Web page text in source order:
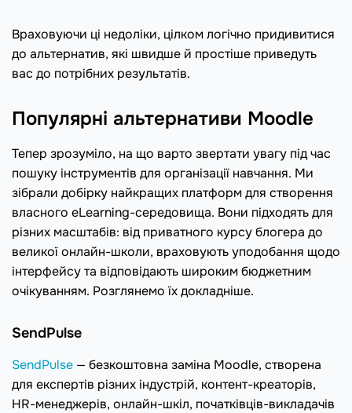
Враховуючи ці недоліки, цілком логічно придивитися
до альтернатив, які швидше й простіше приведуть
вас до потрібних результатів.
Популярні альтернативи Moodle
Тепер зрозуміло, на що варто звертати увагу під час
пошуку інструментів для організації навчання. Ми
зібрали добірку найкращих платформ для створення
власного eLearning-середовища. Вони підходять для
різних масштабів: від приватного курсу блогера до
великої онлайн-школи, враховують уподобання щодо
інтерфейсу та відповідають широким бюджетним
очікуванням. Розглянемо їх докладніше.
SendPulse
SendPulse — безкоштовна заміна Moodle, створена
для експертів різних індустрій, контент-креаторів,
HR-менеджерів, онлайн-шкіл, початківців-викладачів